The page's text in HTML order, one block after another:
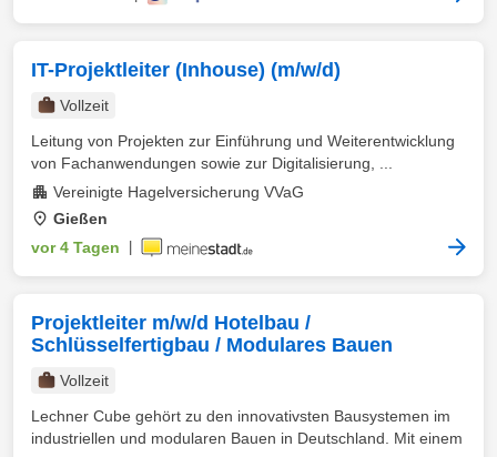
IT-Projektleiter (Inhouse) (m/w/d)
Vollzeit
Leitung von Projekten zur Einführung und Weiterentwicklung
von Fachanwendungen sowie zur Digitalisierung, ...
Vereinigte Hagelversicherung VVaG
Gießen
vor 4 Tagen
Projektleiter m/w/d Hotelbau /
Schlüsselfertigbau / Modulares Bauen
Vollzeit
Lechner Cube gehört zu den innovativsten Bausystemen im
industriellen und modularen Bauen in Deutschland. Mit einem